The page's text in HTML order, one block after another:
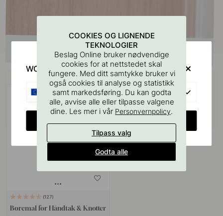
Kjøp sammen med
127
Boremal for Håndtak & Knotter
COOKIES OG LIGNENDE
TEKNOLOGIER
Beslag Online bruker nødvendige
cookies for at nettstedet skal
fungere. Med ditt samtykke bruker vi
også cookies til analyse og statistikk
samt markedsføring. Du kan godta
alle, avvise alle eller tilpasse valgene
dine. Les mer i vår Personvernpolicy.
Tilpass valg
Godta alle
WOULD YOU RATHER VISIT?
EU